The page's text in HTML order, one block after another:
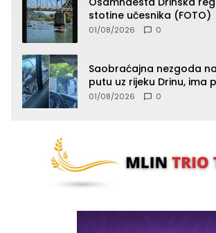
stotine učesnika (FOTO)
01/08/2026 0
Saobraćajna nezgoda
putu uz rijeku Drinu, ima
lica (FOTO)
01/08/2026 0